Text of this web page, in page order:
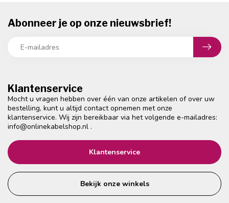
Klantenservice
Mocht u vragen hebben over één van onze artikelen of over uw
bestelling, kunt u altijd contact opnemen met onze
klantenservice. Wij zijn bereikbaar via het volgende e-mailadres:
info@onlinekabelshop.nl .
Klantenservice
Bekijk onze winkels
Abonneer je op onze nieuwsbrief!